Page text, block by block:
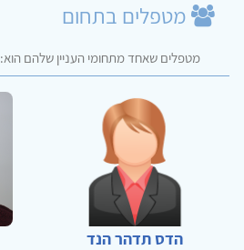
מטפלים בתחום
מטפלים שאחד מתחומי העניין שלהם הוא:
הדס תדהר הנד